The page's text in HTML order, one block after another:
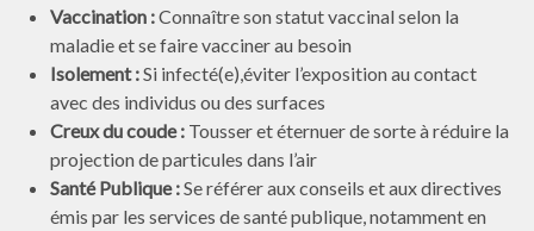
Vaccination :Connaître son statut vaccinal selon la
maladie et se faire vacciner au besoin
Isolement :Si infecté(e),éviter l’exposition au contact
avec des individus ou des surfaces
Creux du coude : Tousser et éternuer de sorte à réduire la
projection de particules dans l’air
Santé Publique :Se référer aux conseils et aux directives
émis par les services de santé publique, notamment en